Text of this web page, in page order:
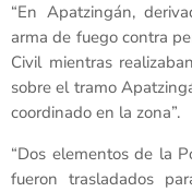
“En Apatzingán,
arma de fuego contra
Civil mientras
sobre el tramo
coordinado en la zona”.
“Dos elementos de la
fueron trasladados